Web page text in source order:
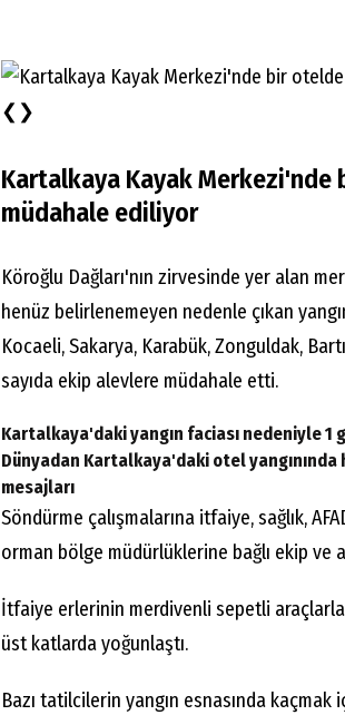
❮❯
Kartalkaya Kayak Merkezi'nde
müdahale ediliyor
Köroğlu Dağları'nın zirvesinde yer alan
henüz belirlenemeyen nedenle çıkan
Kocaeli, Sakarya, Karabük, Zonguldak,
sayıda ekip alevlere müdahale etti.
Kartalkaya'daki yangın faciası nedeniyle 1
Dünyadan Kartalkaya'daki otel
mesajları
Söndürme çalışmalarına itfaiye, sağlık,
orman bölge müdürlüklerine bağlı ekip ve
İtfaiye erlerinin merdivenli sepetli araçlarla
üst katlarda yoğunlaştı.
Bazı tatilcilerin yangın esnasında